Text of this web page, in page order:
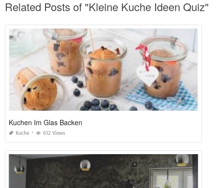
Related Posts of "Kleine Kuche Ideen Quiz"
Kuchen Im Glas Backen
Kuche 612 Views